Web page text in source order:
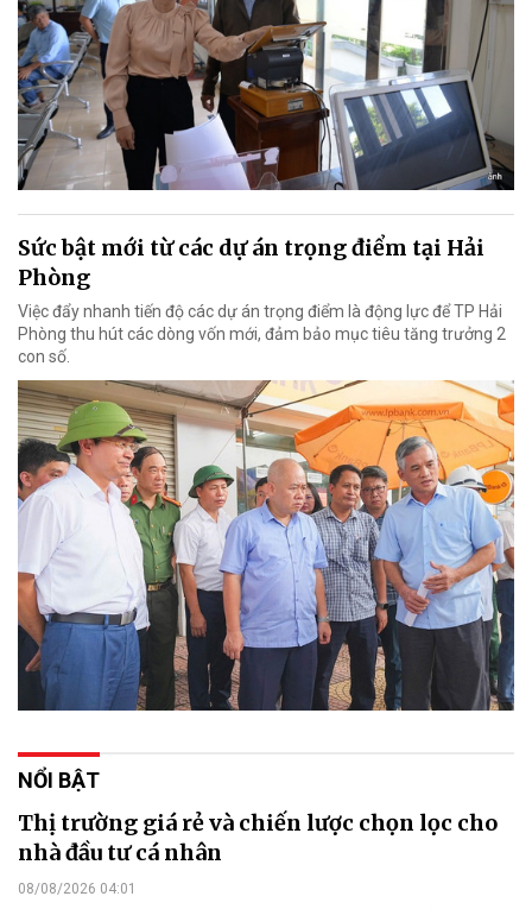
Sức bật mới từ các dự án trọng điểm tại Hải
Phòng
Việc đẩy nhanh tiến độ các dự án trọng điểm là động lực để TP Hải
Phòng thu hút các dòng vốn mới, đảm bảo mục tiêu tăng trưởng 2
con số.
NỔI BẬT
Thị trường giá rẻ và chiến lược chọn lọc cho
nhà đầu tư cá nhân
08/08/2026 04:01